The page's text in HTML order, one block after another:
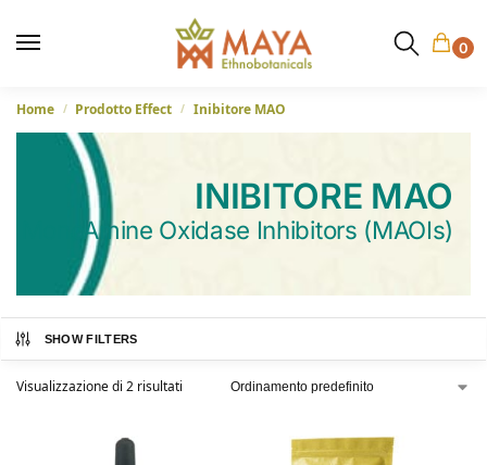
0
Home / Prodotto Effect / Inibitore MAO
INIBITORE MAO
MonoAmine Oxidase Inhibitors (MAOIs)
SHOW FILTERS
Visualizzazione di 2 risultati